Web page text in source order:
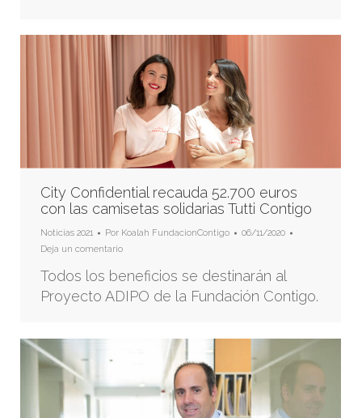
City Confidential recauda 52.700 euros
con las camisetas solidarias Tutti Contigo
Noticias 2021 Por Koalah FundacionContigo
06/11/2020
Deja un comentario
Todos los beneficios se destinarán al
Proyecto ADIPO de la Fundación Contigo.